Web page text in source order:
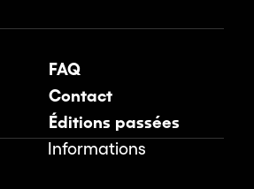
FAQ
Contact
Éditions passées
Informations